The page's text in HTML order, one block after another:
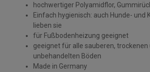
hochwertiger Polyamidflor,
Einfach hygienisch: auch Hunde- und
lieben sie
für Fußbodenheizung geeignet
geeignet für alle sauberen, trockenen
unbehandelten Böden
Made in Germany